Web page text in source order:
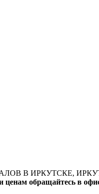
В ИРКУТСКЕ,
ценам обращайтесь в